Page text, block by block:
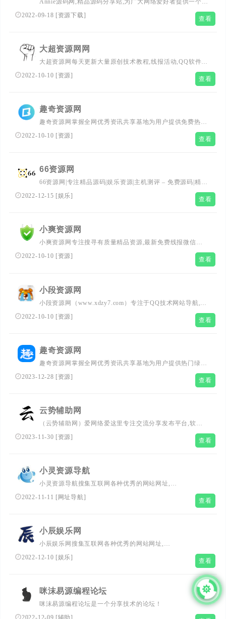
Annie源码网,精品源码分享站,为广大网络爱好者提供一个好
用的源码下载站,ripro主题,有易支付源码,彩虹商城源码,日
主题源码,网站模板,网站源码,wordpress主题,织梦模板,免费
2022-09-18 [资源下载] 查看
大超资源网网
大超资源网每天更新大量原创技术教程,线报活动,QQ软件
等,欢迎各位小刀娱乐网的基佬访问学习,给QQ爱好者们带来
2022-10-10 [资源] 查看
趣奇资源网
趣奇资源网掌握全网优秀资讯共享基地为用户提供免费热门
绿色精品软件，专注发布最新活动资讯，给用户打造了免费
分享优质软件资源平台，保证无病毒、木马插件请大家放心
2022-10-10 [资源] 查看
66资源网
66资源网|专注精品源码|娱乐资源|主机测评 – 免费源码|精品
源码|娱乐资源|主机测评|小K娱乐|vps测评|小刀娱乐|宿主机
2022-12-15 [娱乐] 查看
小爽资源网
小爽资源网专注搜寻有质量精品资源,最新免费线报微信活
动分享,QQ技术教程,电影资源.手游活动,软件下载,小刀源
2022-10-10 [资源] 查看
小段资源网
小段资源网（www.xdzy7.com）专注于QQ技术网站导航,提
供QQ业务乐园,爱Q生活网,QQ技术,钻石皇朝,QQ技术网,小
刀娱乐网,QQ技术乐园,网络技术,黑客安全,QQ技术教程,破
2022-10-10 [资源] 查看
趣奇资源网
趣奇资源网掌握全网优秀资讯共享基地为用户提供热门绿色
精品软件，专注发布活动资讯，给用户打造了分享优质软件
2023-12-28 [资源] 查看
云势辅助网
（云势辅助网）爱网络爱这里专注交流分享发布平台,软件
及游戏工具游戏辅助网破解软件分享,最全面的免费辅助外
2023-11-30 [资源] 查看
小灵资源导航
小灵资源导航搜集互联网各种优秀的网站网址,
（www.jsdhw.xyz）（www.jsdhw.com.cn）新技术导航网全
力打造全网最实用简洁的老A技术网址导航基地,一站式网络
资源导航一体化的采集平台专业收录优质网站，分享优质资
源如小高级教程，小刀娱乐，小k娱乐网等！
2022-11-11 [网址导航] 查看
小辰娱乐网
小辰娱乐网搜集互联网各种优秀的网站网址,
（www.2xcw.cn）新技术导航网全力打造全网最实用简洁的
白桃技术网址导航基地,一站式网络技术学习起点站,用心打
造最实用的技术网站导航,优秀资源分享站点小辰娱乐网!
2022-12-10 [娱乐] 查看
咪沫易源编程论坛
咪沫易源编程论坛是一个分享技术的论坛！
2022-12-09 [辅助]